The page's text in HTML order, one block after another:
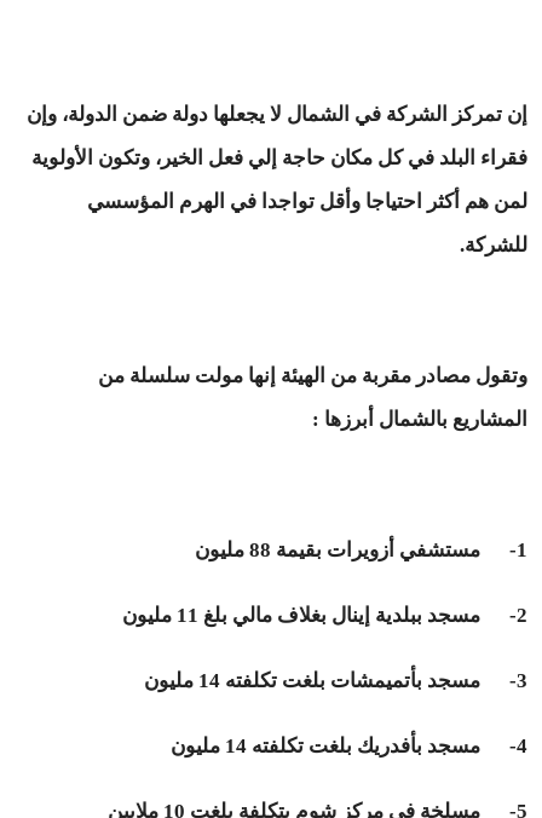
إن تمركز الشركة في الشمال لا يجعلها دولة ضمن الدولة، وإن
فقراء البلد في كل مكان حاجة إلي فعل الخير، وتكون الأولوية
لمن هم أكثر احتياجا وأقل تواجدا في الهرم المؤسسي
للشركة.
وتقول مصادر مقربة من الهيئة إنها مولت سلسلة من
المشاريع بالشمال أبرزها :
1- مستشفي أزويرات بقيمة 88 مليون
2- مسجد ببلدية إينال بغلاف مالي بلغ 11 مليون
3- مسجد بأتميمشات بلغت تكلفته 14 مليون
4- مسجد بأفدريك بلغت تكلفته 14 مليون
5- مسلخة في مركز شوم بتكلفة بلغت 10 ملايين